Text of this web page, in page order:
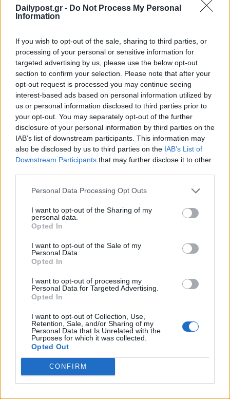
Dailypost.gr - Do Not Process My Personal
Information
If you wish to opt-out of the sale, sharing to third parties, or
processing of your personal or sensitive information for
targeted advertising by us, please use the below opt-out
section to confirm your selection. Please note that after your
opt-out request is processed you may continue seeing
interest-based ads based on personal information utilized by
us or personal information disclosed to third parties prior to
your opt-out. You may separately opt-out of the further
disclosure of your personal information by third parties on the
IAB’s list of downstream participants. This information may
also be disclosed by us to third parties on the IAB’s List of
Downstream Participants that may further disclose it to other
Personal Data Processing Opt Outs
I want to opt-out of the Sharing of my
personal data.
Opted In
I want to opt-out of the Sale of my
Personal Data.
Opted In
I want to opt-out of processing my
Personal Data for Targeted Advertising.
Opted In
I want to opt-out of Collection, Use,
Retention, Sale, and/or Sharing of my
Personal Data that Is Unrelated with the
Purposes for which it was collected.
Opted Out
CONFIRM